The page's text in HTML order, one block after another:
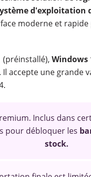
d'exploitation
moderne et
(préinstallé), Windows
accepte une grande
Inclus dans
pour débloquer les
stock.